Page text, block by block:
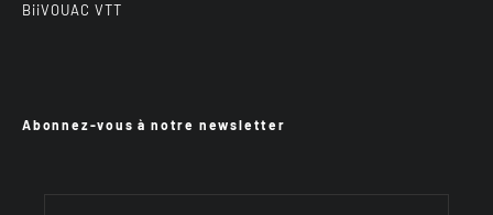
BiiVOUAC VTT
Abonnez-vous à notre newsletter